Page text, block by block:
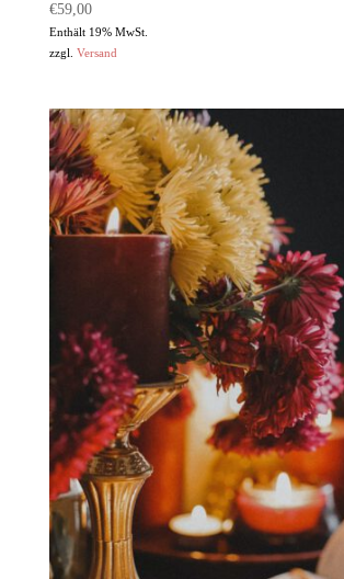
€59,00
Enthält 19% MwSt.
zzgl. Versand